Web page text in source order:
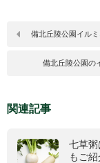
備北丘陵公園イル
備北丘陵公園の
関連記事
七草
もご紹